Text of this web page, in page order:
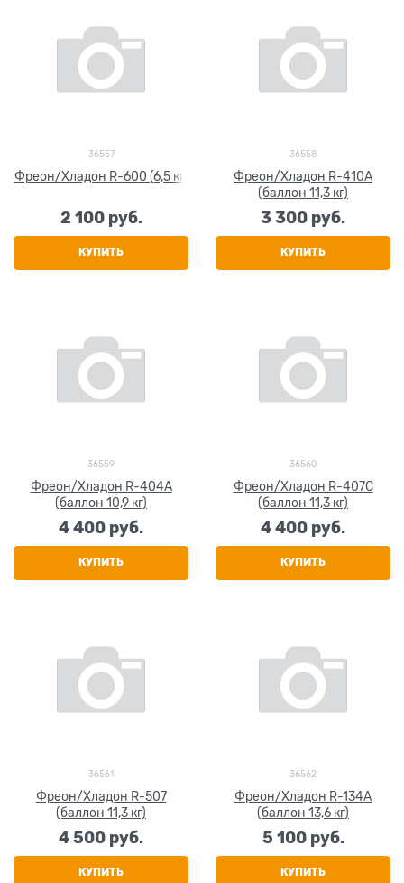
36557
Фреон/Хладон R-600 (6,5 кг)
2 100 руб.
КУПИТЬ
36558
Фреон/Хладон R-410A
(баллон 11,3 кг)
3 300 руб.
КУПИТЬ
36559
Фреон/Хладон R-404A
(баллон 10,9 кг)
4 400 руб.
КУПИТЬ
36560
Фреон/Хладон R-407C
(баллон 11,3 кг)
4 400 руб.
КУПИТЬ
36561
Фреон/Хладон R-507
(баллон 11,3 кг)
4 500 руб.
КУПИТЬ
36562
Фреон/Хладон R-134A
(баллон 13,6 кг)
5 100 руб.
КУПИТЬ